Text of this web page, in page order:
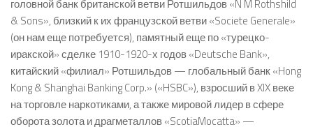
головной банк британской ветви Ротшильдов «N M Rothshild
& Sons», близкий к их французской ветви «Societe Generale»
(он нам еще потребуется), памятный еще по «турецко-
иракской» сделке 1910-1920-х годов «Deutsche Bank»,
китайский «филиал» Ротшильдов — глобальный банк «Hong
Kong & Shanghai Banking Corp.» («HSBC»), взросший в XIX веке
на торговле наркотиками, а также мировой лидер в сфере
оборота золота и драгметаллов «ScotiaMocatta» —